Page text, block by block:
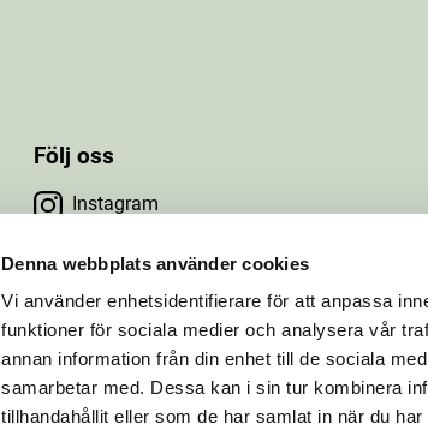
Denna webbplats använder cookies
Vi använder enhetsidentifierare för att anpassa
funktioner för sociala medier och analysera vår
annan information från din enhet till de sociala
samarbetar med. Dessa kan i sin tur kombinera
tillhandahållit eller som de har samlat in när du
Följ oss
Instagram
Facebook
YouTube